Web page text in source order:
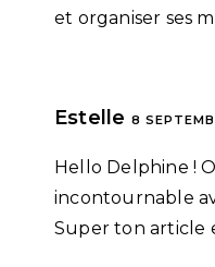
et organiser ses
Estelle 8
Hello Delphine !
incontournable
Super ton article